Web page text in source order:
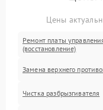
Цены
Ремонт платы
(восстановление)
Замена верхнего
Чистка разбрызгивателя